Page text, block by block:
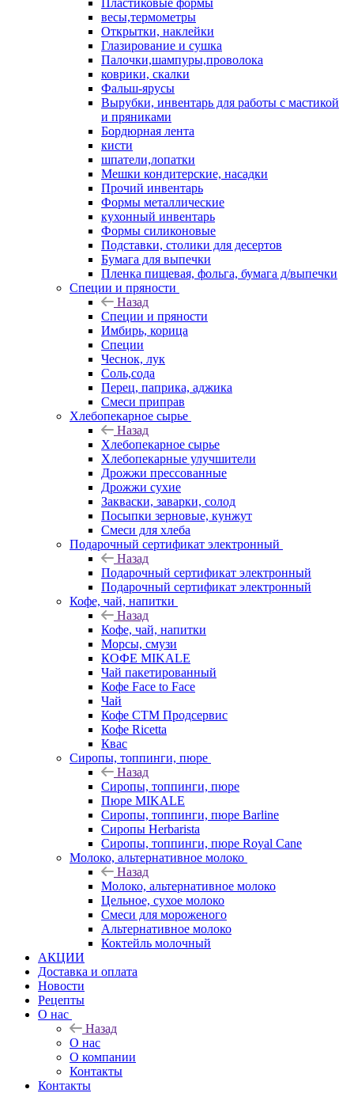
Пластиковые формы
весы,термометры
Открытки, наклейки
Глазирование и сушка
Палочки,шампуры,проволока
коврики, скалки
Фальш-ярусы
Вырубки, инвентарь для работы с мастикой
и пряниками
Бордюрная лента
кисти
шпатели,лопатки
Мешки кондитерские, насадки
Прочий инвентарь
Формы металлические
кухонный инвентарь
Формы силиконовые
Подставки, столики для десертов
Бумага для выпечки
Пленка пищевая, фольга, бумага д/выпечки
Специи и пряности
Назад
Специи и пряности
Имбирь, корица
Специи
Чеснок, лук
Соль,сода
Перец, паприка, аджика
Смеси приправ
Хлебопекарное сырье
Назад
Хлебопекарное сырье
Хлебопекарные улучшители
Дрожжи прессованные
Дрожжи сухие
Закваски, заварки, солод
Посыпки зерновые, кунжут
Смеси для хлеба
Подарочный сертификат электронный
Назад
Подарочный сертификат электронный
Подарочный сертификат электронный
Кофе, чай, напитки
Назад
Кофе, чай, напитки
Морсы, смузи
КОФЕ MIKALE
Чай пакетированный
Кофе Face to Face
Чай
Кофе СТМ Продсервис
Кофе Ricetta
Квас
Сиропы, топпинги, пюре
Назад
Сиропы, топпинги, пюре
Пюре MIKALE
Сиропы, топпинги, пюре Barline
Сиропы Herbarista
Сиропы, топпинги, пюре Royal Cane
Молоко, альтернативное молоко
Назад
Молоко, альтернативное молоко
Цельное, сухое молоко
Смеси для мороженого
Альтернативное молоко
Коктейль молочный
АКЦИИ
Доставка и оплата
Новости
Рецепты
О нас
Назад
О нас
О компании
Контакты
Контакты